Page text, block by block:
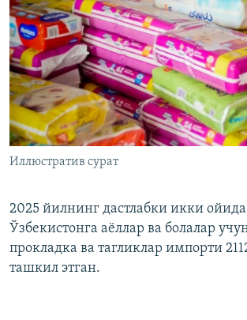
Иллюстратив сурат
2025 йилнинг дастлабки икки ойида
Ўзбекистонга аёллар ва болалар
прокладка ва тагликлар импорти
ташкил этган.